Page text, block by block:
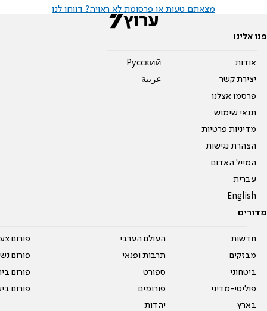
מצאתם טעות או פרסומת לא ראויה? דווחו לנו
פנו אלינו
אודות
יצירת קשר
פרסמו אצלנו
תנאי שימוש
מדיניות פרטיות
הצהרת נגישות
המייל האדום
עברית
English
Pусский
عربية
מדורים
חדשות
מבזקים
ביטחוני
פוליטי-מדיני
בארץ
העולם הערבי
תרבות ופנאי
ספורט
פורומים
יהדות
פורום
פורום
פורום
פורום